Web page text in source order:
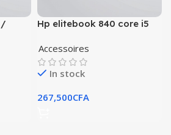
/
Hp elitebook 840 core i5
Accessoires
In stock
267,500CFA